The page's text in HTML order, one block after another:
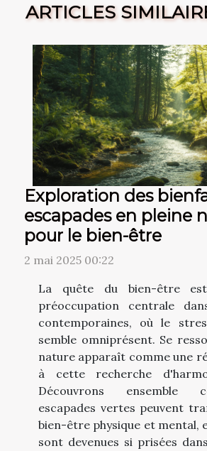
ARTICLES
Exploration des
escapades en pleine
pour le bien-être
2 mai 2025 00:22
La quête du bien-être
préoccupation centrale
contemporaines, où le
semble omniprésent. Se
nature apparaît comme une
à cette recherche
Découvrons ensemble
escapades vertes peuvent
bien-être physique et mental,
sont devenues si prisées